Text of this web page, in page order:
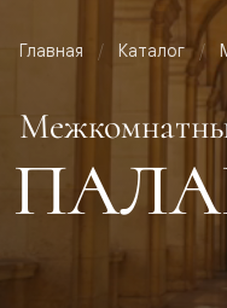
Главная Каталог